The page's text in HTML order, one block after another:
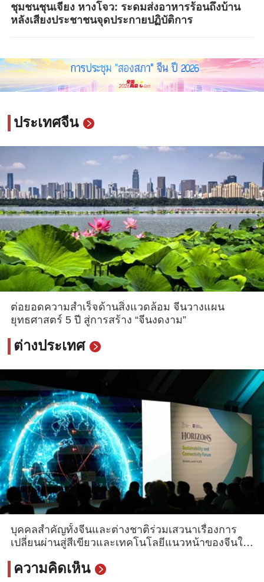
ชุมชนชุนเจียง หางโจว: ระดมส่งอาหารร้อนถึงบ้าน
หลังเสียงประชาชนจุดประกายปฏิบัติการ
ประเทศจีน
ต่อยอดความสำเร็จด้านสิ่งแวดล้อม จีนวางแผน
ยุทธศาสตร์ 5 ปี สู่การสร้าง “จีนงดงาม”
ต่างประเทศ
บุคคลสำคัญทั้งจีนและต่างชาติร่วมเสวนาเรื่องการ
เปลี่ยนผ่านสู่สีเขียวและเทคโนโลยีแนวหน้าของจีนใน
ความคิดเห็น